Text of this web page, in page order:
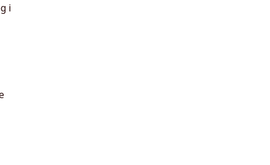
i